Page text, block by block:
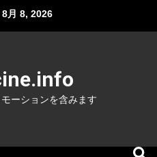
8月 8, 2026
ーションを含みます